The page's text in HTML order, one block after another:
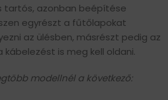
tartós, azonban beépítése
egyrészt a fűtőlapokat
az ülésben, másrészt pedig az
is meg kell oldani.
modellnél a következő: